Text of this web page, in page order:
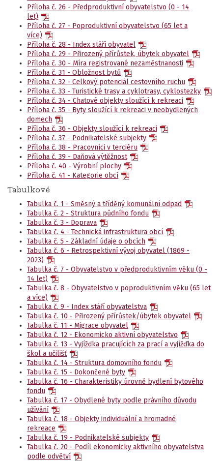
Příloha č. 26 - Předproduktivní obyvatelstvo (0 - 14
let)
Příloha č. 27 - Poproduktivní obyvatelstvo (65 let a
více)
Příloha č. 28 - Index stáří obyvatel
Příloha č. 29 - Přirozený přírůstek, úbytek obyvatel
Příloha č. 30 - Míra registrované nezaměstnanosti
Příloha č. 31 - Obložnost bytů
Příloha č. 32 - Celkový potenciál cestovního ruchu
Příloha č. 33 - Turistické trasy a cyklotrasy, cyklostezky
Příloha č. 34 - Chatové objekty sloužící k rekreaci
Příloha č. 35 - Byty sloužící k rekreaci v neobydlených
domech
Příloha č. 36 - Objekty sloužící k rekreaci
Příloha č. 37 - Podnikatelské subjekty
Příloha č. 38 - Pracovníci v terciéru
Příloha č. 39 - Daňová výtěžnost
Příloha č. 40 - Výrobní plochy
Příloha č. 41 - Kategorie obcí
Tabulkové
Tabulka č. 1 - Směsný a tříděný komunální odpad
Tabulka č. 2 - Struktura půdního fondu
Tabulka č. 3 - Doprava
Tabulka č. 4 - Technická infrastruktura obcí
Tabulka č. 5 - Základní údaje o obcích
Tabulka č. 6 - Retrospektivní vývoj obyvatel (1869 -
2023)
Tabulka č. 7 - Obyvatelstvo v předproduktivním věku (0 -
14 let)
Tabulka č. 8 - Obyvatelstvo v poproduktivním věku (65 let
a více)
Tabulka č. 9 - Index stáří obyvatelstva
Tabulka č. 10 - Přirozený přírůstek/úbytek obyvatel
Tabulka č. 11 - Migrace obyvatel
Tabulka č. 12 - Ekonomicko aktivní obyvatelstvo
Tabulka č. 13 - Vyjížďka pracujících za prací a vyjížďka do
škol a učilišť
Tabulka č. 14 - Struktura domovního fondu
Tabulka č. 15 - Dokončené byty
Tabulka č. 16 - Charakteristiky úrovně bydlení bytového
fondu
Tabulka č. 17 - Obydlené byty podle právního důvodu
užívání
Tabulka č. 18 - Objekty individuální a hromadné
rekreace
Tabulka č. 19 - Podnikatelské subjekty
Tabulka č. 20 - Podíl ekonomicky aktivního obyvatelstva
podle odvětví